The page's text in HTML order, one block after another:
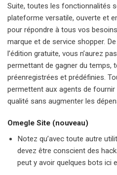
Suite, toutes les fonctionnalités
plateforme versatile, ouverte et
pour répondre à tous vos
marque et de service shopper.
l’édition gratuite, vous n’aurez
permettant de gagner du temps,
préenregistrées et prédéfinies.
permettent aux agents de fournir
qualité sans augmenter les
Omegle Site (nouveau)
Notez qu’avec toute autre
devez être conscient des
peut y avoir quelques bots ici